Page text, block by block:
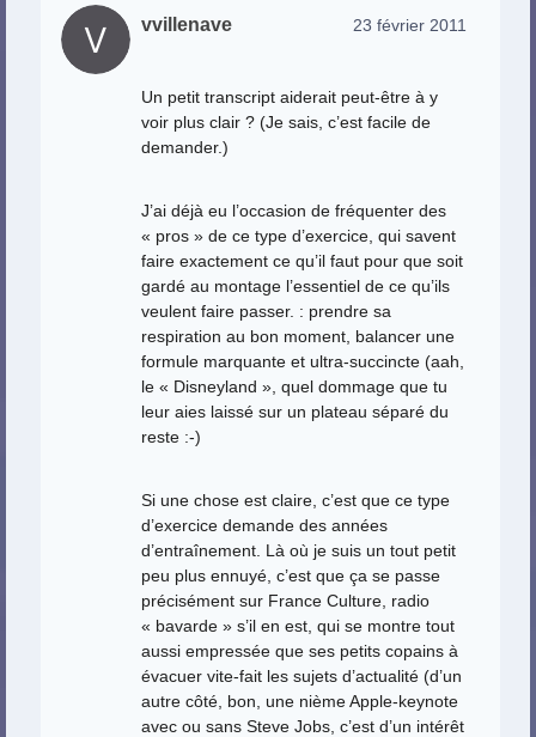
vvillenave 23 février 2011
Un petit transcript aiderait peut-être à y
voir plus clair ? (Je sais, c’est facile de
demander.)
J’ai déjà eu l’occasion de fréquenter des
« pros » de ce type d’exercice, qui savent
faire exactement ce qu’il faut pour que soit
gardé au montage l’essentiel de ce qu’ils
veulent faire passer. : prendre sa
respiration au bon moment, balancer une
formule marquante et ultra-succincte (aah,
le « Disneyland », quel dommage que tu
leur aies laissé sur un plateau séparé du
reste :-)
Si une chose est claire, c’est que ce type
d’exercice demande des années
d’entraînement. Là où je suis un tout petit
peu plus ennuyé, c’est que ça se passe
précisément sur France Culture, radio
« bavarde » s’il en est, qui se montre tout
aussi empressée que ses petits copains à
évacuer vite-fait les sujets d’actualité (d’un
autre côté, bon, une nième Apple-keynote
avec ou sans Steve Jobs, c’est d’un intérêt